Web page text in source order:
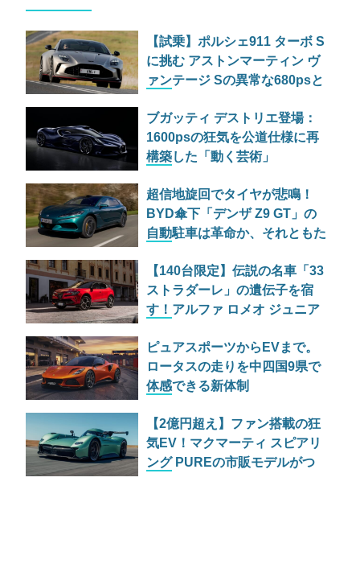
【試乗】ポルシェ911 ターボ S
に挑む アストンマーティン ヴ
ァンテージ Sの異常な680psと
ブガッティ デストリエ登場：
1600psの狂気を公道仕様に再
構築した「動く芸術」
超信地旋回でタイヤが悲鳴！
BYD傘下「デンザ Z9 GT」の
自動駐車は革命か、それともた
【140台限定】伝説の名車「33
ストラダーレ」の遺伝子を宿
す！アルファ ロメオ ジュニア
上陸
ピュアスポーツからEVまで。
ロータスの走りを中四国9県で
体感できる新体制
EXPERIENCE」とは
【2億円超え】ファン搭載の狂
気EV！マクマーティ スピアリ
ング PUREの市販モデルがつ